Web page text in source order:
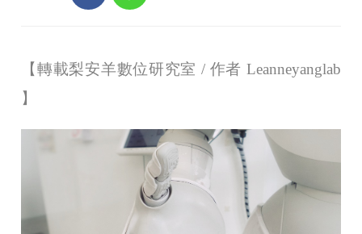
【轉載梨安羊數位研究室 / 作者 Leanneyanglab
】